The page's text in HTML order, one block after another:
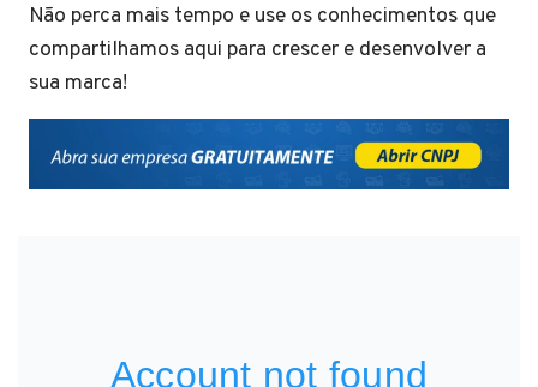
Não perca mais tempo e use os conhecimentos que
compartilhamos aqui para crescer e desenvolver a
sua marca!